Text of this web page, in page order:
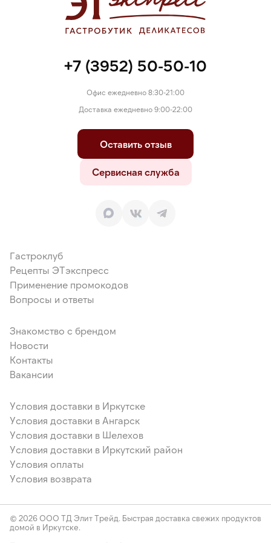
+7 (3952) 50-50-10
Офис ежедневно 8:30-21:00
Доставка ежедневно 9:00-22:00
Оставить отзыв
Сервисная служба
Гастроклуб
Рецепты ЭТэкспресс
Применение промокодов
Вопросы и ответы
Знакомство с брендом
Новости
Контакты
Вакансии
Условия доставки в Иркутске
Условия доставки в Ангарск
Условия доставки в Шелехов
Условия доставки в Иркутский район
Условия оплаты
Условия возврата
© 2026 ООО ТД Элит Трейд. Быстрая доставка свежих продуктов
домой в Иркутске.